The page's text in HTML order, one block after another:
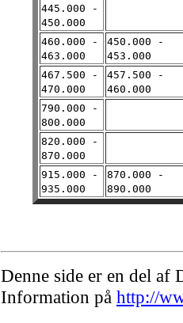
445.000 -
450.000
460.000 -
463.000
450.000 -
453.000
467.500 -
470.000
457.500 -
460.000
790.000 -
800.000
820.000 -
870.000
915.000 -
935.000
870.000 -
890.000
Denne side er en del af
Information på http://